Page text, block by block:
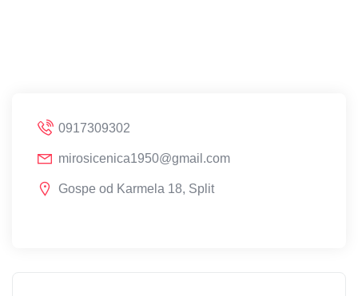
0917309302
mirosicenica1950@gmail.com
Gospe od Karmela 18, Split